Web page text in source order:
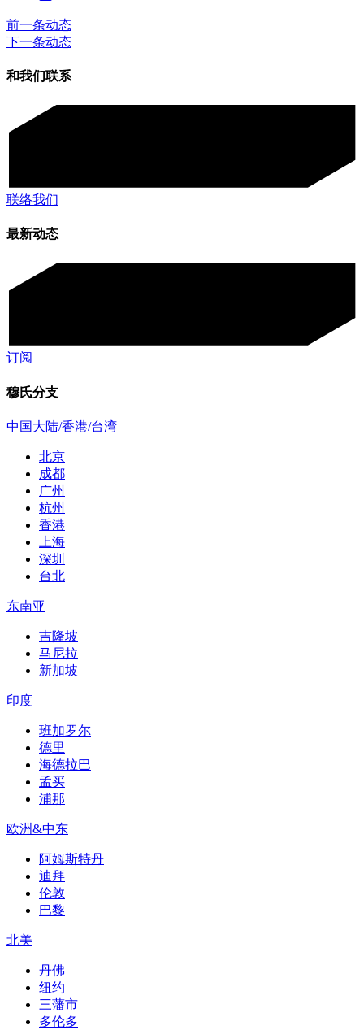
前一条动态
下一条动态
和我们联系
联络我们
最新动态
订阅
穆氏分支
中国大陆/香港/台湾
北京
成都
广州
杭州
香港
上海
深圳
台北
东南亚
吉隆坡
马尼拉
新加坡
印度
班加罗尔
德里
海德拉巴
孟买
浦那
欧洲&中东
阿姆斯特丹
迪拜
伦敦
巴黎
北美
丹佛
纽约
三藩市
多伦多